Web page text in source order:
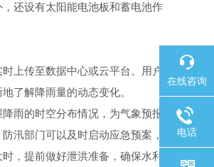
还设有太阳能电池板和蓄电池作
上传至数据中心或云平台。用户
了解降雨量的动态变化。
雨的时空分布情况，为气象预报
汛部门可以及时启动应急预案，
，提前做好泄洪准备，确保水利
在线咨询
电话